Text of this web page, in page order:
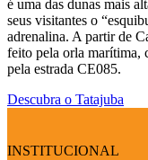
é uma das dunas mais
seus visitantes o
adrenalina. A partir de
feito pela orla marítima,
pela estrada CE085.
Descubra o Tatajuba
INSTITUCIONAL